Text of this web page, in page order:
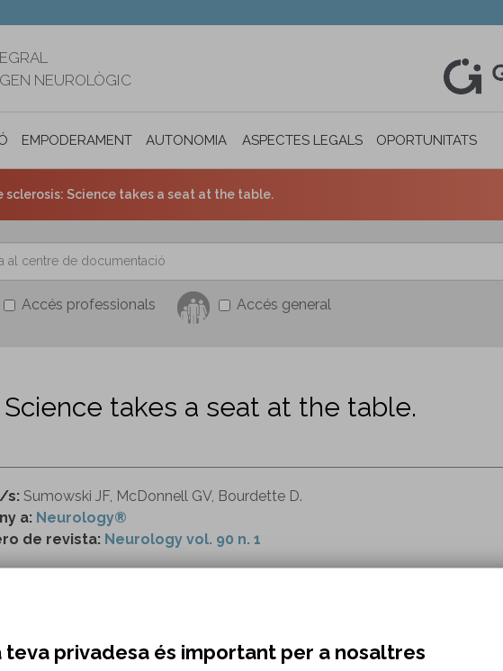
NEUROLÒGIC
EMPODERAMENT AUTONOMIA PERSONAL I INCLUSIÓ SOCIAL
ASPECTES LEGALS OPORTUNITATS
sclerosis: Science takes a seat at the table.
Accés professionals Accés general
takes a seat at the table.
s: Sumowski JF, McDonnell GV, Bourdette D.
a: Neurology®
de revista: Neurology vol. 90 n. 1
BIBLIOGRÀFICA
teva privadesa és important per a nosaltres